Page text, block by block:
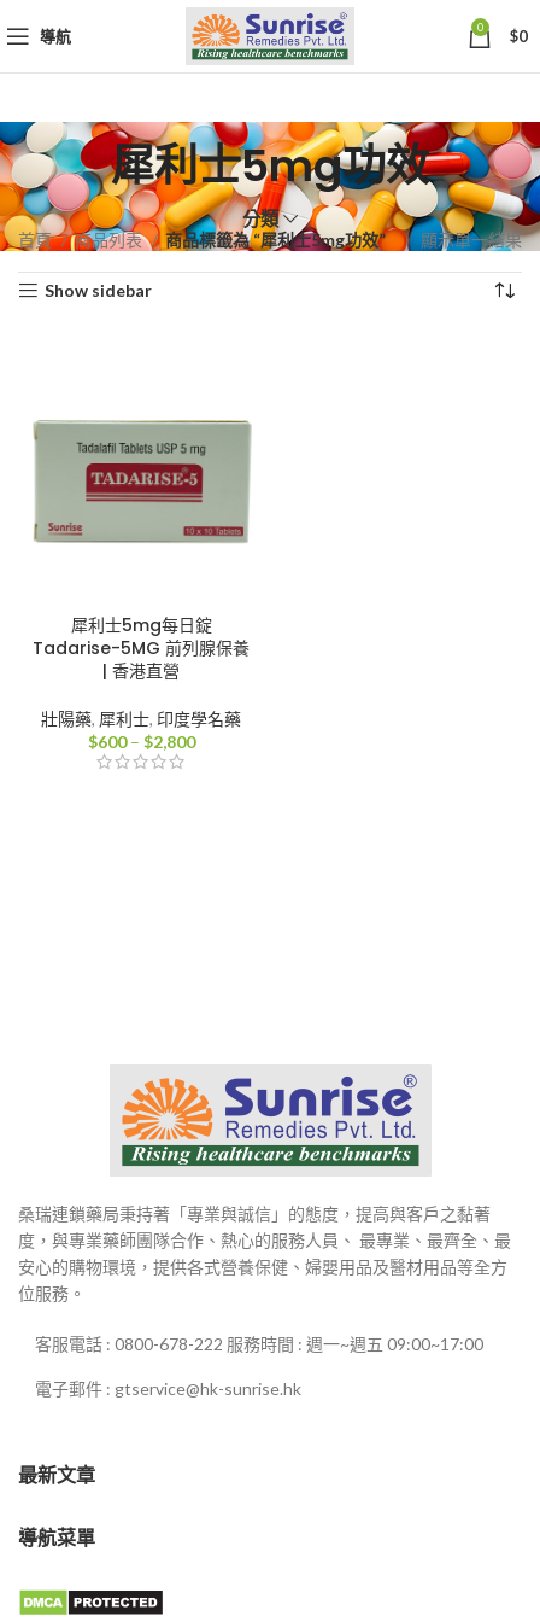
導航 0 $0
犀利士5mg功效
分類
首頁 商品列表 商品標籤為 “犀利士5mg功效” 顯示單一結果
Show sidebar
犀利士5mg每日錠
Tadarise-5MG 前列腺保養
| 香港直營
壯陽藥, 犀利士, 印度學名藥
$600 – $2,800價
桑瑞連鎖藥局秉持著「專業與誠信」的態度，提高與客戶之黏著
度，與專業藥師團隊合作、熱心的服務人員、 最專業、最齊全、最
安心的購物環境，提供各式營養保健、婦嬰用品及醫材用品等全方
位服務。
客服電話 : 0800-678-222 服務時間 : 週一~週五 09:00~17:00
電子郵件 : gtservice@hk-sunrise.hk
最新文章
導航菜單